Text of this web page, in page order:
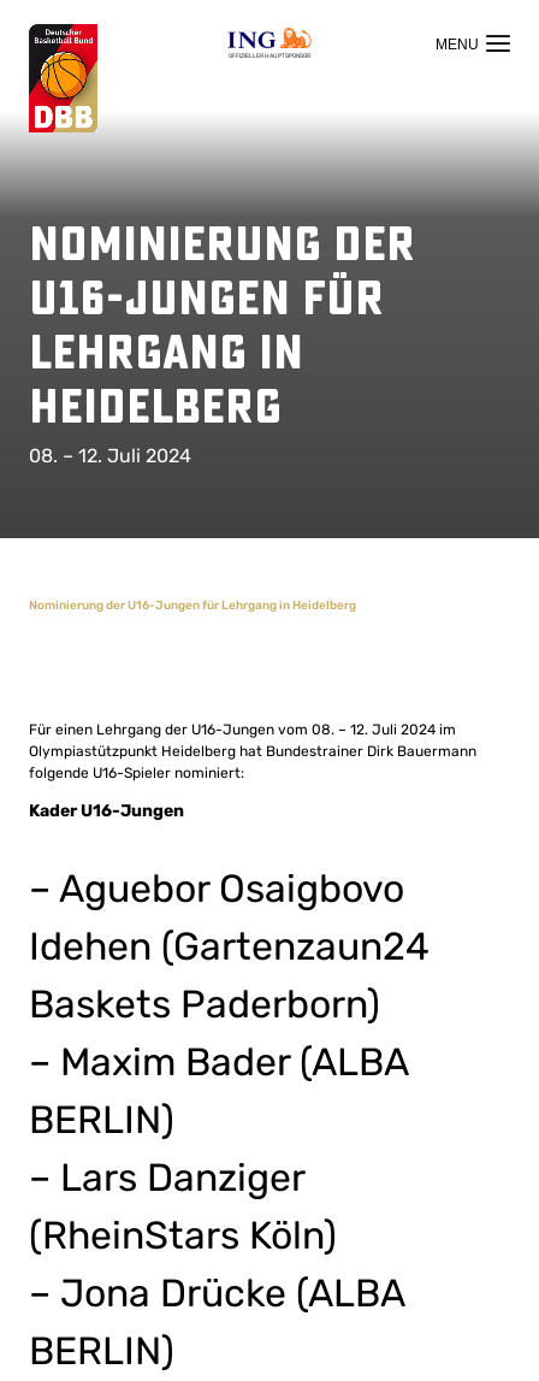
OFFIZIELLER HAUPTSPONSOR
Nominierung der
U16-Jungen für
Lehrgang in
Heidelberg
08. – 12. Juli 2024
Nominierung der U16-Jungen für Lehrgang in Heidelberg
Für einen Lehrgang der U16-Jungen vom 08. – 12. Juli 2024 im
Olympiastützpunkt Heidelberg hat Bundestrainer Dirk Bauermann
folgende U16-Spieler nominiert:
Kader U16-Jungen
– Aguebor Osaigbovo
Idehen (Gartenzaun24
Baskets Paderborn)
– Maxim Bader (ALBA
BERLIN)
– Lars Danziger
(RheinStars Köln)
– Jona Drücke (ALBA
BERLIN)